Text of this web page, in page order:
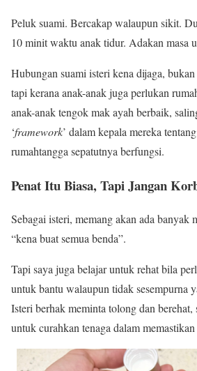
Peluk suami. Bercakap walaupun sikit.
10 minit waktu anak tidur. Adakan masa
Hubungan suami isteri kena dijaga,
tapi kerana anak-anak juga perlukan
anak-anak tengok mak ayah berbaik,
‘framework’ dalam kepala mereka
rumahtangga sepatutnya berfungsi.
Penat Itu Biasa, Tapi Jangan
Sebagai isteri, memang akan ada banyak
“kena buat semua benda”.
Tapi saya juga belajar untuk rehat bila
untuk bantu walaupun tidak sesempurna
Isteri berhak meminta tolong dan
untuk curahkan tenaga dalam